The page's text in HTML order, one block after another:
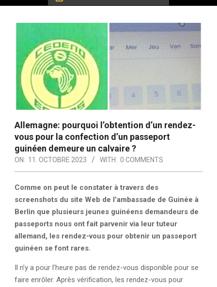
Allemagne: pourquoi l’obtention d’un rendez-
vous pour la confection d’un passeport
guinéen demeure un calvaire ?
ON: 11. OCTOBRE 2023 WITH: 0 COMMENTS
Comme on peut le constater à travers des
screenshots du site Web de l’ambassade de Guinée à
Berlin que plusieurs jeunes guinéens demandeurs de
passeports nous ont fait parvenir via leur tuteur
allemand, les rendez-vous pour obtenir un passeport
guinéen se font rares.
Il n’y a pour l’heure pas de rendez-vous disponible pour se
faire enrôler. Après vérification, les rendez-vous pour